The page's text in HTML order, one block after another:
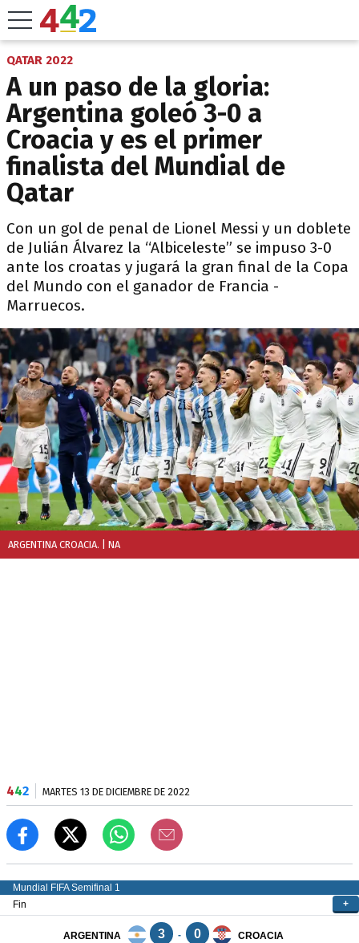
QATAR 2022
A un paso de la gloria:
Argentina goleó 3-0 a
Croacia y es el primer
finalista del Mundial de
Qatar
Con un gol de penal de Lionel Messi y un doblete
de Julián Álvarez la “Albiceleste” se impuso 3-0
ante los croatas y jugará la gran final de la Copa
del Mundo con el ganador de Francia -
Marruecos.
ARGENTINA CROACIA. | NA
442 MARTES 13 DE DICIEMBRE DE 2022